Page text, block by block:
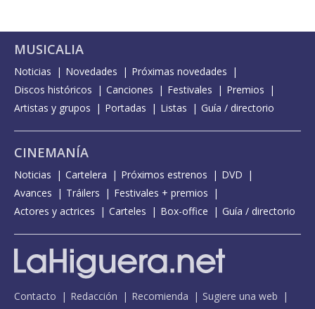
MUSICALIA
Noticias Novedades
Próximas novedades
Discos históricos
Canciones Festivales
Premios
Artistas y grupos
Portadas Listas Guía / directorio
CINEMANÍA
Noticias Cartelera Próximos estrenos
DVD
Avances
Tráilers
Festivales + premios
Actores y actrices
Carteles Box-office Guía / directorio
Contacto Redacción Recomienda
Sugiere una web